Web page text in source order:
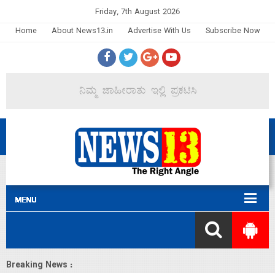
Friday, 7th August 2026
Home
About News13.in Advertise With Us Subscribe Now
Breaking News :